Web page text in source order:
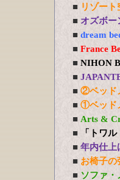
■ リゾー
■ オズボー
■ dream
■ France
■ NIHON
■
■ ②ベッド
■ ①ベッド
■ Arts &
■
「トワ
■ 年内仕上
■ お椅子の
■ ソファ・